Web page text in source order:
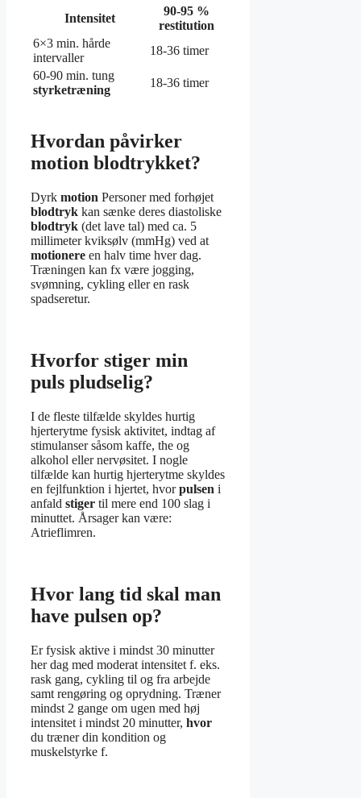
Intensitet
90-95 %
restitution
6×3 min. hårde
intervaller
18-36 timer
60-90 min. tung
styrketræning
18-36 timer
Hvordan påvirker
motion blodtrykket?
Dyrk motion Personer med forhøjet
blodtryk kan sænke deres diastoliske
blodtryk (det lave tal) med ca. 5
millimeter kviksølv (mmHg) ved at
motionere en halv time hver dag.
Træningen kan fx være jogging,
svømning, cykling eller en rask
spadseretur.
Hvorfor stiger min
puls pludselig?
I de fleste tilfælde skyldes hurtig
hjerterytme fysisk aktivitet, indtag af
stimulanser såsom kaffe, the og
alkohol eller nervøsitet. I nogle
tilfælde kan hurtig hjerterytme skyldes
en fejlfunktion i hjertet, hvorpulsen i
anfald stiger til mere end 100 slag i
minuttet. Årsager kan være:
Atrieflimren.
Hvor lang tid skal man
have pulsen op?
Er fysisk aktive i mindst 30 minutter
her dag med moderat intensitet f. eks.
rask gang, cykling til og fra arbejde
samt rengøring og oprydning. Træner
mindst 2 gange om ugen med høj
intensitet i mindst 20 minutter, hvor
du træner din kondition og
muskelstyrke f.